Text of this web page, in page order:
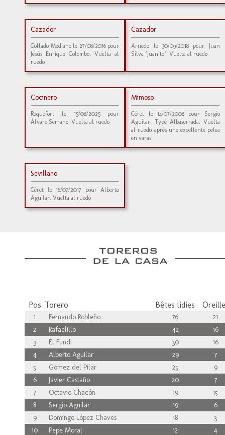
Cazador
Collado Mediano le 27/08/2016 pour
Jesús Enrique Colombo. Vuelta al
ruedo
Cazador
Arnedo le 30/09/2018 pour Juan
Silva "Juanito". Vuelta al ruedo
Cocinero
Roquefort le 15/08/2025 pour
Álvaro Serrano. Vuelta al ruedo
Mimoso
Céret le 14/07/2008 pour Sergio
Aguilar. Typé Albaserrada. Vuelta
al ruedo après une excellente pelea
en varas.
Sevillano
Céret le 16/07/2017 pour Alberto
Aguilar. Vuelta al ruedo
Pos Torero Bêtes lidies
1 Fernando Robleño 76
21
2
Rafaelillo 42
16
3
El Fundi 30
16
4
Alberto Aguilar 29
7
5
Gómez del Pilar 25
9
6
Javier Castaño 20
7
7
Octavio Chacón 19
15
8
Sergio Aguilar 19
6
9
Domingo López Chaves 18
3
10
Pepe Moral 12
4